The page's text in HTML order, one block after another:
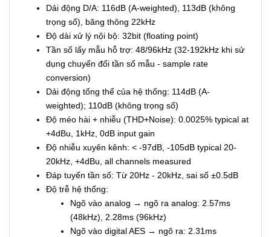
Dải động D/A: 116dB (A-weighted), 113dB (không
trọng số), băng thông 22kHz
Độ dài xử lý nội bộ: 32bit (floating point)
Tần số lấy mẫu hỗ trợ: 48/96kHz (32-192kHz khi sử
dụng chuyển đổi tần số mẫu - sample rate
conversion)
Dải động tổng thể của hệ thống: 114dB (A-
weighted); 110dB (không trọng số)
Độ méo hài + nhiễu (THD+Noise): 0.0025% typical at
+4dBu, 1kHz, 0dB input gain
Độ nhiễu xuyên kênh: < -97dB, -105dB typical 20-
20kHz, +4dBu, all channels measured
Đáp tuyến tần số: Từ 20Hz - 20kHz, sai số ±0.5dB
Độ trễ hệ thống:
Ngõ vào analog → ngõ ra analog: 2.57ms
(48kHz), 2.28ms (96kHz)
Ngõ vào digital AES → ngõ ra: 2.31ms